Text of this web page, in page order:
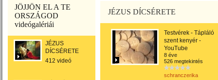
JÖJJÖN EL A TE
ORSZÁGOD
videógalériái
JÉZUS
DÍCSÉRETE
412 videó
JÉZUS DÍCSÉRETE
Testvérek - Tápláló
szent kenyér -
YouTube
8 éve
526 megtekintés
schranczerika